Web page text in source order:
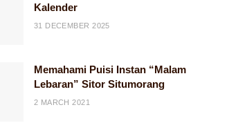
Kalender
31 DECEMBER 2025
Memahami Puisi Instan “Malam
Lebaran” Sitor Situmorang
2 MARCH 2021